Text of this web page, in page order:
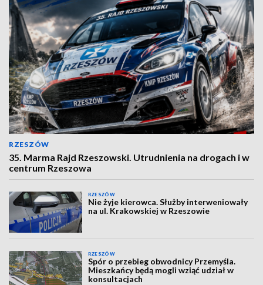
RZESZÓW
35. Marma Rajd Rzeszowski. Utrudnienia na drogach i w
centrum Rzeszowa
RZESZÓW
Nie żyje kierowca. Służby interweniowały
na ul. Krakowskiej w Rzeszowie
RZESZÓW
Spór o przebieg obwodnicy Przemyśla.
Mieszkańcy będą mogli wziąć udział w
konsultacjach